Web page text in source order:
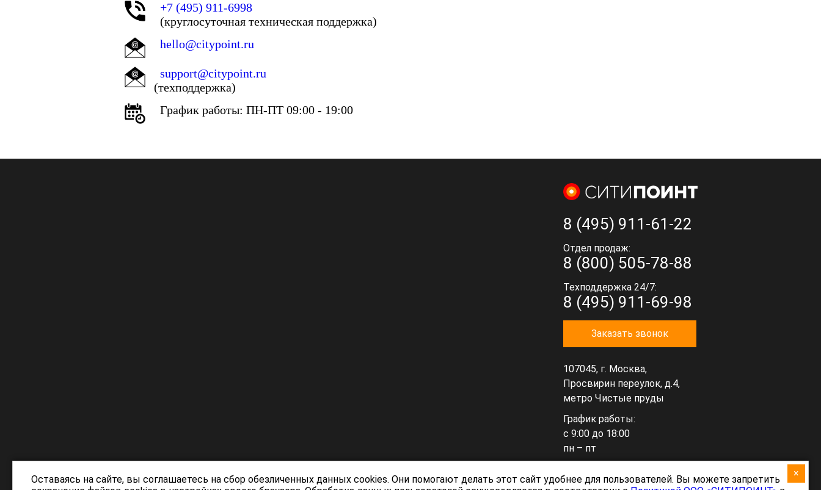
+7 (495) 911-6998
(круглосуточная техническая поддержка)
hello@citypoint.ru
support@citypoint.ru
(техподдержка)
График работы: ПН-ПТ 09:00 - 19:00
8 (495) 911-61-22
Отдел продаж:
8 (800) 505-78-88
Техподдержка 24/7:
8 (495) 911-69-98
Заказать звонок
107045, г. Москва,
Просвирин переулок, д.4,
метро Чистые пруды
График работы:
с 9:00 до 18:00
пн – пт
hello@citypoint.ru
Оставаясь на сайте, вы соглашаетесь на сбор обезличенных данных cookies. Они помогают делать этот сайт удобнее для пользователей. Вы можете запретить
×